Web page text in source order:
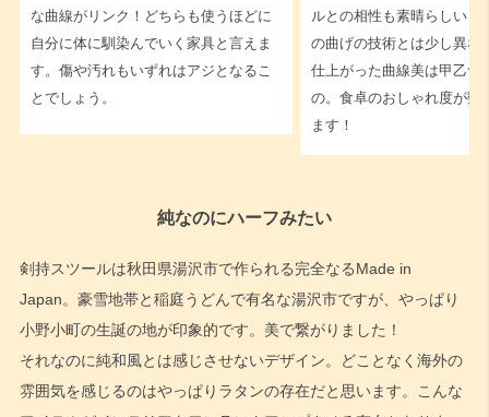
な曲線がリンク！どちらも使うほどに
自分に体に馴染んでいく家具と言えま
す。傷や汚れもいずれはアジとなるこ
とでしょう。
ルとの相性も素晴らしい！
の曲げの技術とは少し異な
仕上がった曲線美は甲乙つ
の。食卓のおしゃれ度が数
ます！
純なのにハーフみたい
剣持スツールは秋田県湯沢市で作られる完全なるMade in
Japan。豪雪地帯と稲庭うどんで有名な湯沢市ですが、やっぱり
小野小町の生誕の地が印象的です。美で繋がりました！
それなのに純和風とは感じさせないデザイン。どことなく海外の
雰囲気を感じるのはやっぱりラタンの存在だと思います。こんな